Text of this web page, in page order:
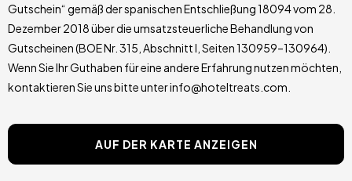
Gutschein“ gemäß der spanischen Entschließung 18094 vom 28.
Dezember 2018 über die umsatzsteuerliche Behandlung von
Gutscheinen (BOE Nr. 315, Abschnitt I, Seiten 130959–130964).
Wenn Sie Ihr Guthaben für eine andere Erfahrung nutzen möchten,
kontaktieren Sie uns bitte unter info@hoteltreats.com.
AUF DER KARTE ANZEIGEN